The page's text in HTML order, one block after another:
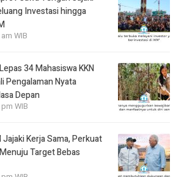
Investasi hingga
WIB
34 Mahasiswa KKN
Pengalaman Nyata
Depan
WIB
Kerja Sama, Perkuat
Target Bebas